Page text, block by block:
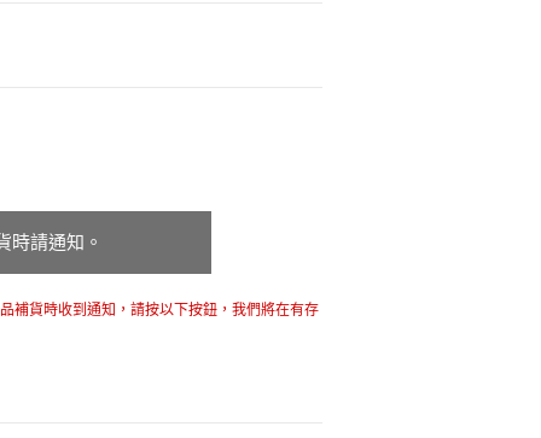
時請通知。
補貨時收到通知，請按以下按鈕，我們將在有存